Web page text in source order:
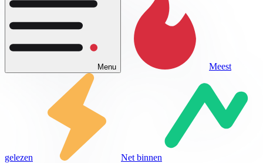
Menu Meest
gelezen Net binnen